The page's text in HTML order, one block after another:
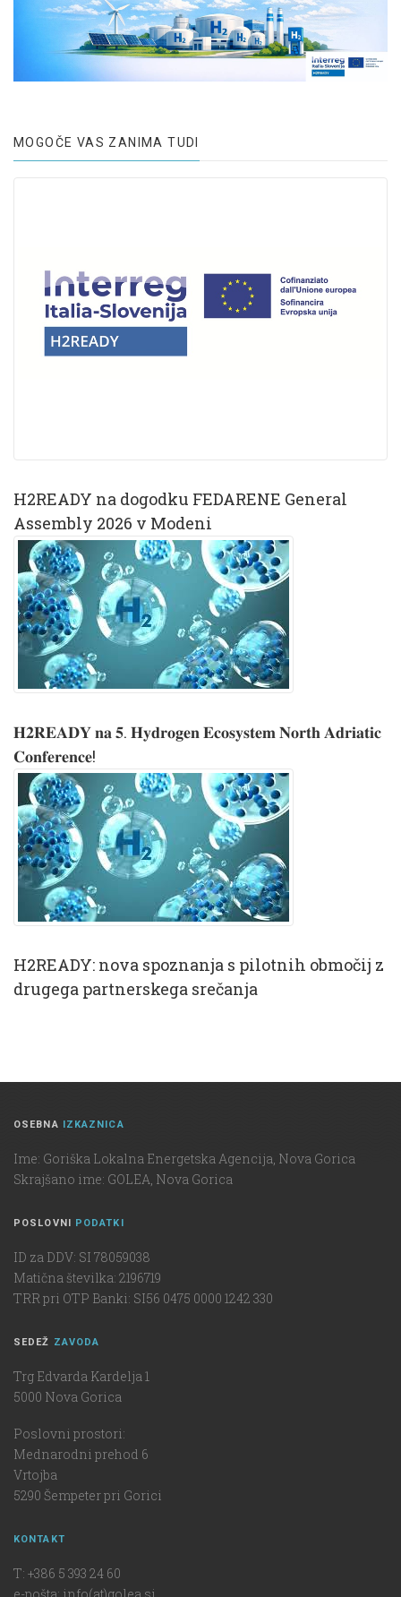
MOGOČE VAS ZANIMA TUDI
H2READY na dogodku FEDARENE General
Assembly 2026 v Modeni
𝐇𝟐𝐑𝐄𝐀𝐃𝐘 𝐧𝐚 𝟓. 𝐇𝐲𝐝𝐫𝐨𝐠𝐞𝐧 𝐄𝐜𝐨𝐬𝐲𝐬𝐭𝐞𝐦 𝐍𝐨𝐫𝐭𝐡 𝐀𝐝𝐫𝐢𝐚𝐭𝐢𝐜
𝐂𝐨𝐧𝐟𝐞𝐫𝐞𝐧𝐜𝐞!
H2READY: nova spoznanja s pilotnih območij z
drugega partnerskega srečanja
OSEBNA IZKAZNICA
Ime: Goriška Lokalna Energetska Agencija, Nova Gorica
Skrajšano ime: GOLEA, Nova Gorica
POSLOVNI PODATKI
ID za DDV: SI 78059038
Matična številka: 2196719
TRR pri OTP Banki: SI56 0475 0000 1242 330
SEDEŽ ZAVODA
Trg Edvarda Kardelja 1
5000 Nova Gorica
Poslovni prostori:
Mednarodni prehod 6
Vrtojba
5290 Šempeter pri Gorici
KONTAKT
T: +386 5 393 24 60